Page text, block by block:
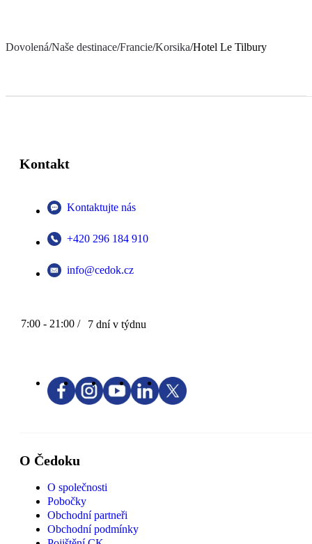
Dovolená/Naše destinace/Francie/Korsika/Hotel Le Tilbury
Kontakt
Kontaktujte nás
+420 296 184 910
info@cedok.cz
7:00 - 21:00 / 7 dní v týdnu
O Čedoku
O společnosti
Pobočky
Obchodní partneři
Obchodní podmínky